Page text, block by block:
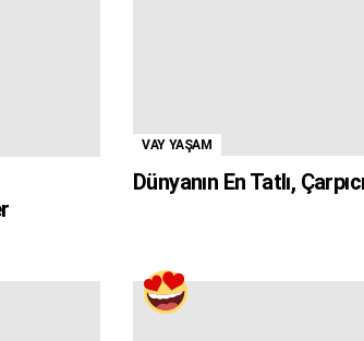
VAY YAŞAM
Dünyanın En Tatlı,